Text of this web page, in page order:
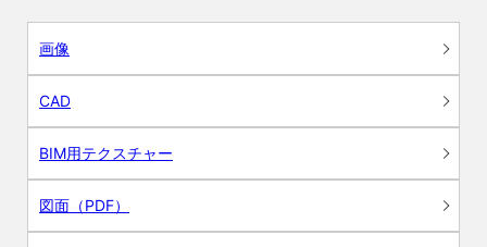
画像
CAD
BIM用テクスチャー
図面（PDF）